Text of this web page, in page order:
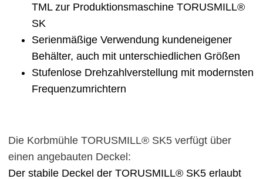
TML zur Produktionsmaschine TORUSMILL®
SK
Serienmäßige Verwendung kundeneigener
Behälter, auch mit unterschiedlichen Größen
Stufenlose Drehzahlverstellung mit modernsten
Frequenzumrichtern
Die Korbmühle TORUSMILL® SK5 verfügt über
einen angebauten Deckel:
Der stabile Deckel der TORUSMILL® SK5 erlaubt